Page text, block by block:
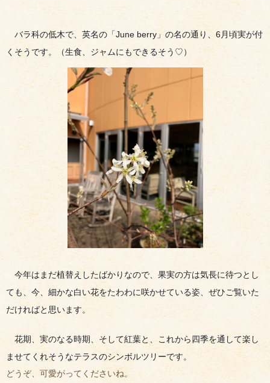
バラ科の低木で、英名の「June berry」の名の通り、6月頃実が付
くそうです。（生食、ジャムにもできるそう♡）
今年はまだ植替えしたばかりなので、果実の方は気長に待つとし
ても、今、細かな白い花をたわわに咲かせている姿、ぜひご覧いた
だければと思います。
花期、実のなる時期、そして紅葉と、これから四季を通して楽し
ませてくれそうなテラスのシンボルツリーです。
どうぞ、可愛がってくださいね。